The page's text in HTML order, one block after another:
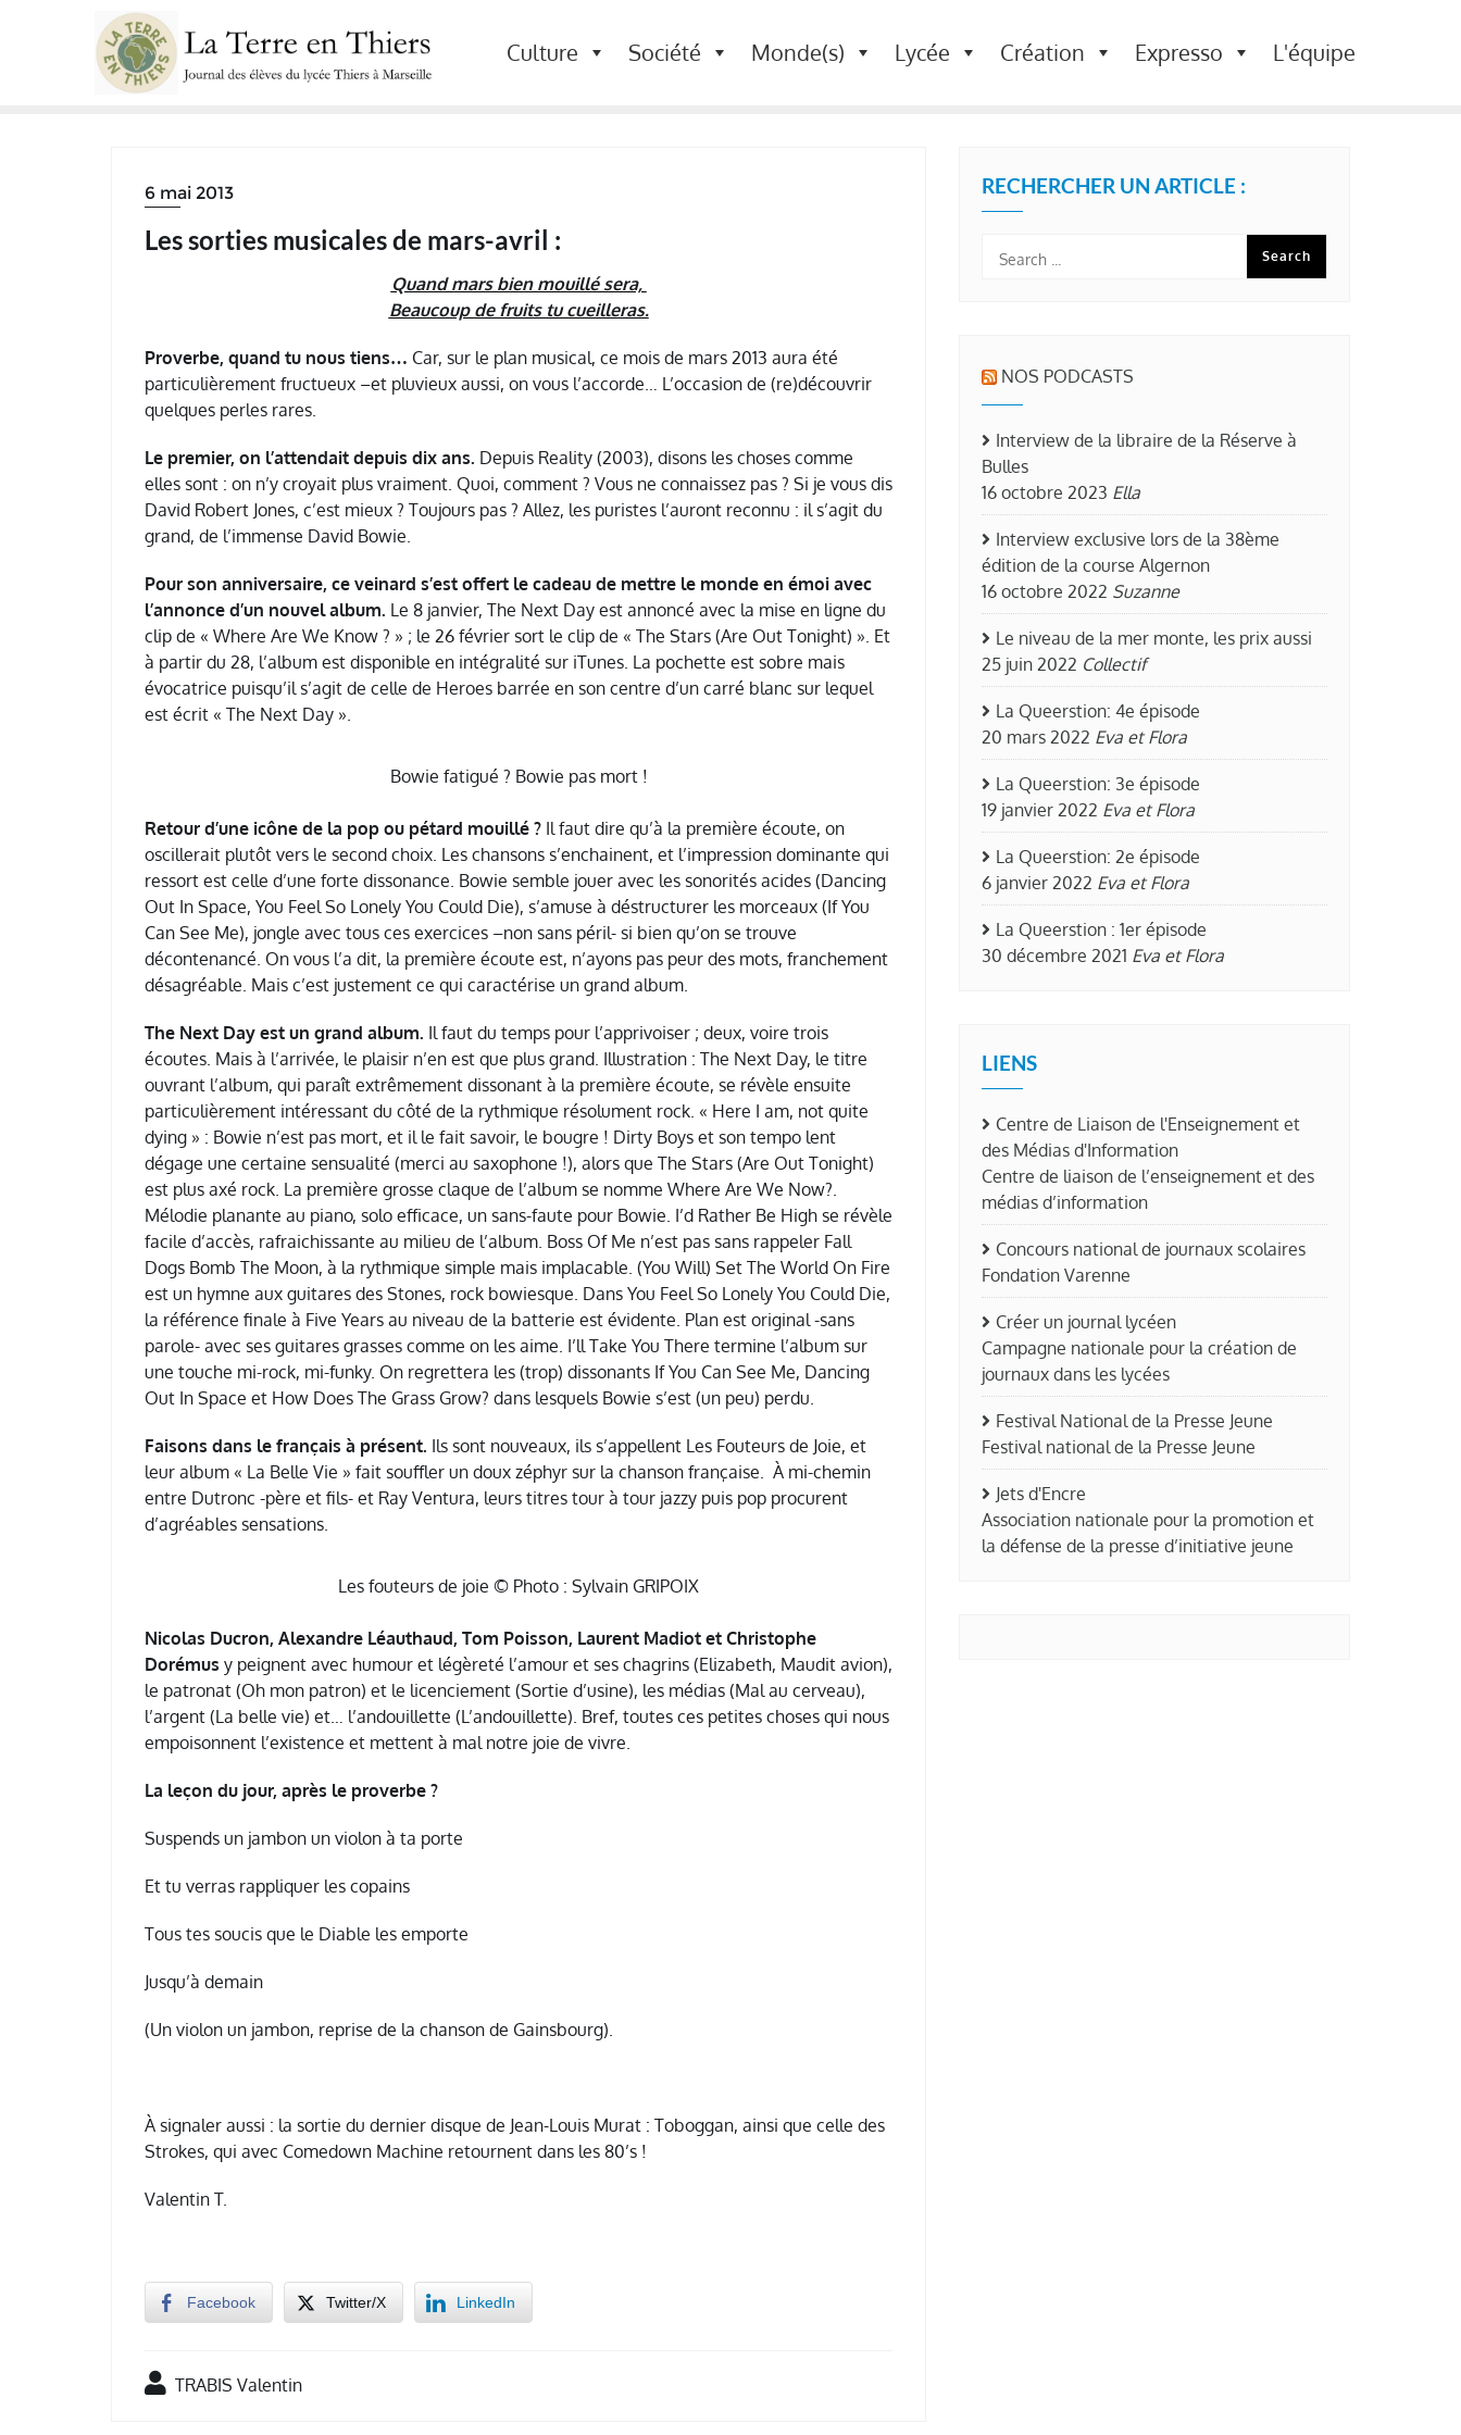
Culture Société Monde(s) Lycée Création Expresso L'équipe
6 mai 2013
Les sorties musicales de mars-avril :
Quand mars bien mouillé sera,
Beaucoup de fruits tu cueilleras.
Proverbe, quand tu nous tiens… Car, sur le plan musical, ce mois de mars 2013 aura été
particulièrement fructueux –et pluvieux aussi, on vous l’accorde… L’occasion de (re)découvrir
quelques perles rares.
Le premier, on l’attendait depuis dix ans. Depuis Reality (2003), disons les choses comme
elles sont : on n’y croyait plus vraiment. Quoi, comment ? Vous ne connaissez pas ? Si je vous dis
David Robert Jones, c’est mieux ? Toujours pas ? Allez, les puristes l’auront reconnu : il s’agit du
grand, de l’immense David Bowie.
Pour son anniversaire, ce veinard s’est offert le cadeau de mettre le monde en émoi avec
l’annonce d’un nouvel album. Le 8 janvier, The Next Day est annoncé avec la mise en ligne du
clip de « Where Are We Know ? » ; le 26 février sort le clip de « The Stars (Are Out Tonight) ». Et
à partir du 28, l’album est disponible en intégralité sur iTunes. La pochette est sobre mais
évocatrice puisqu’il s’agit de celle de Heroes barrée en son centre d’un carré blanc sur lequel
est écrit « The Next Day ».
Bowie fatigué ? Bowie pas mort !
Retour d’une icône de la pop ou pétard mouillé ? Il faut dire qu’à la première écoute, on
oscillerait plutôt vers le second choix. Les chansons s’enchainent, et l’impression dominante qui
ressort est celle d’une forte dissonance. Bowie semble jouer avec les sonorités acides (Dancing
Out In Space, You Feel So Lonely You Could Die), s’amuse à déstructurer les morceaux (If You
Can See Me), jongle avec tous ces exercices –non sans péril- si bien qu’on se trouve
décontenancé. On vous l’a dit, la première écoute est, n’ayons pas peur des mots, franchement
désagréable. Mais c’est justement ce qui caractérise un grand album.
The Next Day est un grand album. Il faut du temps pour l’apprivoiser ; deux, voire trois
écoutes. Mais à l’arrivée, le plaisir n’en est que plus grand. Illustration : The Next Day, le titre
ouvrant l’album, qui paraît extrêmement dissonant à la première écoute, se révèle ensuite
particulièrement intéressant du côté de la rythmique résolument rock. « Here I am, not quite
dying » : Bowie n’est pas mort, et il le fait savoir, le bougre ! Dirty Boys et son tempo lent
dégage une certaine sensualité (merci au saxophone !), alors que The Stars (Are Out Tonight)
est plus axé rock. La première grosse claque de l’album se nomme Where Are We Now?.
Mélodie planante au piano, solo efficace, un sans-faute pour Bowie. I’d Rather Be High se révèle
facile d’accès, rafraichissante au milieu de l’album. Boss Of Me n’est pas sans rappeler Fall
Dogs Bomb The Moon, à la rythmique simple mais implacable. (You Will) Set The World On Fire
est un hymne aux guitares des Stones, rock bowiesque. Dans You Feel So Lonely You Could Die,
la référence finale à Five Years au niveau de la batterie est évidente. Plan est original -sans
parole- avec ses guitares grasses comme on les aime. I’ll Take You There termine l’album sur
une touche mi-rock, mi-funky. On regrettera les (trop) dissonants If You Can See Me, Dancing
Out In Space et How Does The Grass Grow? dans lesquels Bowie s’est (un peu) perdu.
Faisons dans le français à présent. Ils sont nouveaux, ils s’appellent Les Fouteurs de Joie, et
leur album « La Belle Vie » fait souffler un doux zéphyr sur la chanson française. À mi-chemin
entre Dutronc -père et fils- et Ray Ventura, leurs titres tour à tour jazzy puis pop procurent
d’agréables sensations.
Les fouteurs de joie © Photo : Sylvain GRIPOIX
Nicolas Ducron, Alexandre Léauthaud, Tom Poisson, Laurent Madiot et Christophe
Dorémus y peignent avec humour et légèreté l’amour et ses chagrins (Elizabeth, Maudit avion),
le patronat (Oh mon patron) et le licenciement (Sortie d’usine), les médias (Mal au cerveau),
l’argent (La belle vie) et… l’andouillette (L’andouillette). Bref, toutes ces petites choses qui nous
empoisonnent l’existence et mettent à mal notre joie de vivre.
La leçon du jour, après le proverbe ?
Suspends un jambon un violon à ta porte
Et tu verras rappliquer les copains
Tous tes soucis que le Diable les emporte
Jusqu’à demain
(Un violon un jambon, reprise de la chanson de Gainsbourg).
À signaler aussi : la sortie du dernier disque de Jean-Louis Murat : Toboggan, ainsi que celle des
Strokes, qui avec Comedown Machine retournent dans les 80’s !
Valentin T.
Facebook Twitter/X LinkedIn
TRABIS Valentin
RECHERCHER UN ARTICLE :
NOS PODCASTS
Interview de la libraire de la Réserve à
Bulles
16 octobre 2023 Ella
Interview exclusive lors de la 38ème
édition de la course Algernon
16 octobre 2022 Suzanne
Le niveau de la mer monte, les prix aussi
25 juin 2022 Collectif
La Queerstion: 4e épisode
20 mars 2022 Eva et Flora
La Queerstion: 3e épisode
19 janvier 2022 Eva et Flora
La Queerstion: 2e épisode
6 janvier 2022 Eva et Flora
La Queerstion : 1er épisode
30 décembre 2021 Eva et Flora
LIENS
Centre de Liaison de l'Enseignement et
des Médias d'Information
Centre de liaison de l’enseignement et des
médias d’information
Concours national de journaux scolaires
Fondation Varenne
Créer un journal lycéen
Campagne nationale pour la création de
journaux dans les lycées
Festival National de la Presse Jeune
Festival national de la Presse Jeune
Jets d'Encre
Association nationale pour la promotion et
la défense de la presse d’initiative jeune